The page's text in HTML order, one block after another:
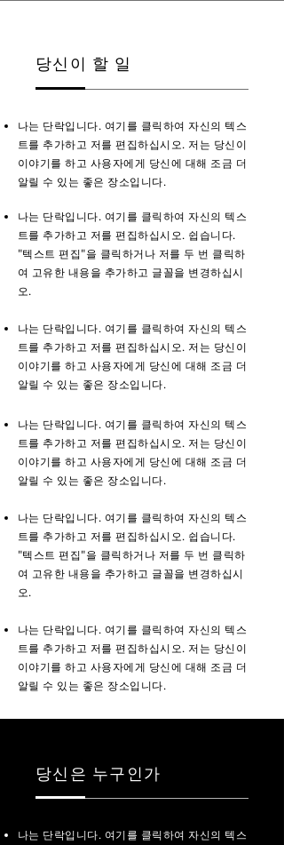
당신이 할 일
나는 단락입니다. 여기를 클릭하여 자신의 텍스
트를 추가하고 저를 편집하십시오. 저는 당신이
이야기를 하고 사용자에게 당신에 대해 조금 더
알릴 수 있는 좋은 장소입니다.
나는 단락입니다. 여기를 클릭하여 자신의 텍스
트를 추가하고 저를 편집하십시오. 쉽습니다.
"텍스트 편집"을 클릭하거나 저를 두 번 클릭하
여 고유한 내용을 추가하고 글꼴을 변경하십시
오.
나는 단락입니다. 여기를 클릭하여 자신의 텍스
트를 추가하고 저를 편집하십시오. 저는 당신이
이야기를 하고 사용자에게 당신에 대해 조금 더
알릴 수 있는 좋은 장소입니다.
나는 단락입니다. 여기를 클릭하여 자신의 텍스
트를 추가하고 저를 편집하십시오. 저는 당신이
이야기를 하고 사용자에게 당신에 대해 조금 더
알릴 수 있는 좋은 장소입니다.
나는 단락입니다. 여기를 클릭하여 자신의 텍스
트를 추가하고 저를 편집하십시오. 쉽습니다.
"텍스트 편집"을 클릭하거나 저를 두 번 클릭하
여 고유한 내용을 추가하고 글꼴을 변경하십시
오.
나는 단락입니다. 여기를 클릭하여 자신의 텍스
트를 추가하고 저를 편집하십시오. 저는 당신이
이야기를 하고 사용자에게 당신에 대해 조금 더
알릴 수 있는 좋은 장소입니다.
당신은 누구인가
나는 단락입니다. 여기를 클릭하여 자신의 텍스